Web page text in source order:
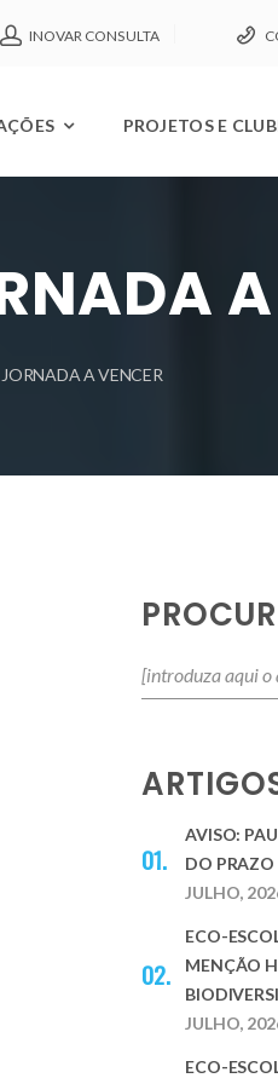
INOVAR CONSULTA
PROJETOS E
A VENCER
AVISO:
DO PRAZO
JULHO,
ECO-
MENÇÃO
JULHO,
ECO-